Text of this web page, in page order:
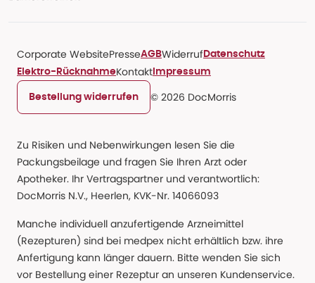
Corporate WebsitePresseAGBWiderruf Datenschutz
Elektro-RücknahmeKontakt Impressum
Bestellung widerrufen © 2026 DocMorris
Zu Risiken und Nebenwirkungen lesen Sie die
Packungsbeilage und fragen Sie Ihren Arzt oder
Apotheker. Ihr Vertragspartner und verantwortlich:
DocMorris N.V., Heerlen, KVK-Nr. 14066093
Manche individuell anzufertigende Arzneimittel
(Rezepturen) sind bei medpex nicht erhältlich bzw. ihre
Anfertigung kann länger dauern. Bitte wenden Sie sich
vor Bestellung einer Rezeptur an unseren Kundenservice.